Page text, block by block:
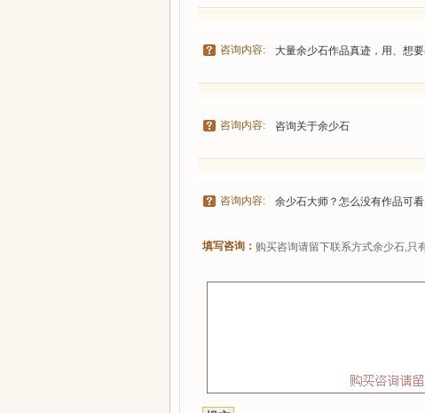
咨询内容: 大量余少石作品真迹，用、想
咨询内容: 咨询关于余少石
咨询内容: 余少石大师？怎么没有作品可看
填写咨询： 购买咨询请留下联系方式余少石,只